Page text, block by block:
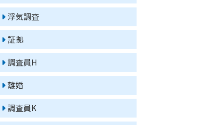
浮気調査
証拠
調査員H
離婚
調査員K